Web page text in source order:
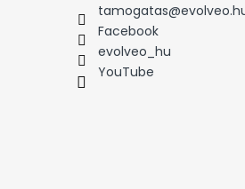
tamogatas@
Facebook
evolveo_hu
YouTube